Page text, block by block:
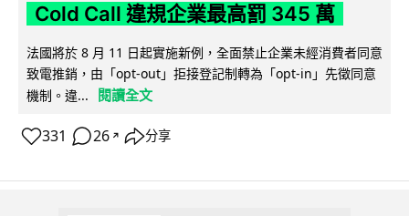
Cold Call 違規企業最高罰 345 萬
法國將於 8 月 11 日起實施新例，全面禁止企業未經消費者同意
致電推銷，由「opt-out」拒接登記制轉為「opt-in」先徵同意
機制。違...
閱讀全文
331 26 ↗ 分享